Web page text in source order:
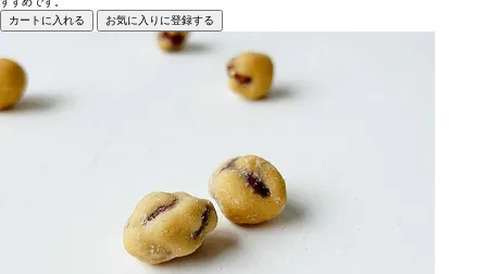
カートに入れる
お気に入りに登録する